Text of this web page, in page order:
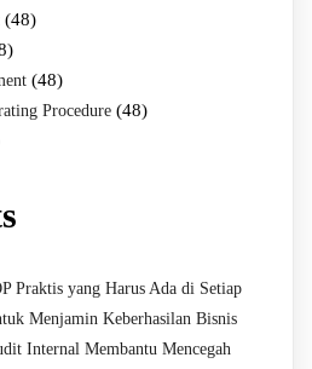
(48)
(48)
Procedure (48)
Praktis yang Harus Ada di Setiap
Menjamin Keberhasilan Bisnis
Internal Membantu Mencegah